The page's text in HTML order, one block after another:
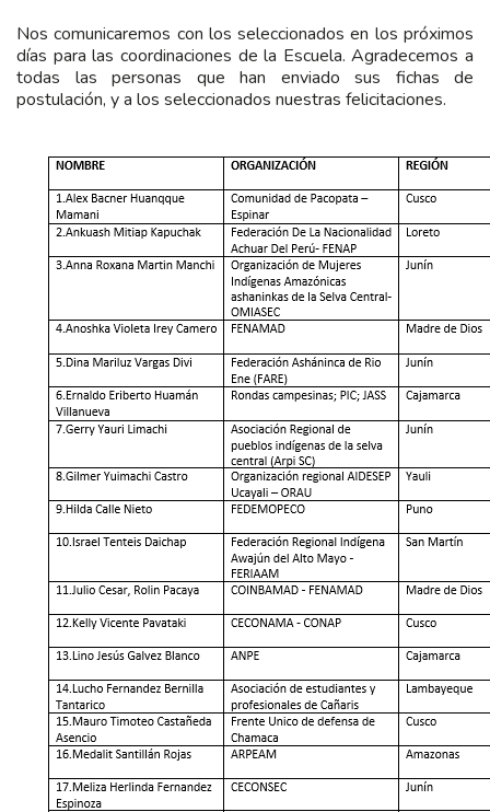
Nos comunicaremos con los seleccionados en los próximos
días para las coordinaciones de la Escuela.Agradecemos a
todas las personas que han enviado sus fichas de
postulación, y a los seleccionados nuestras felicitaciones.